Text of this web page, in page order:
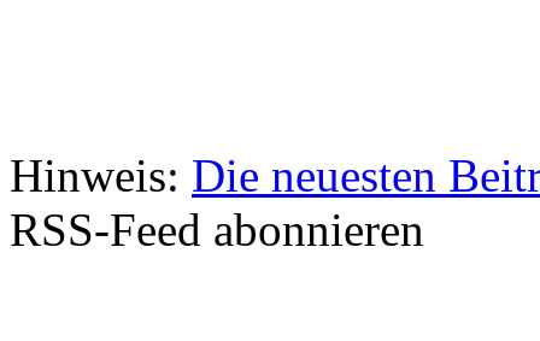
Hinweis: Die neuesten
RSS-Feed abonnieren